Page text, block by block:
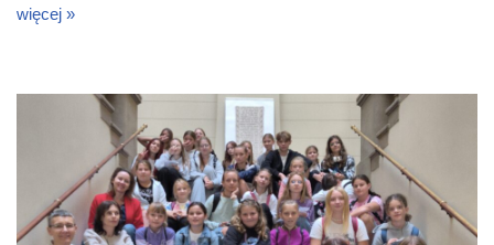
więcej »